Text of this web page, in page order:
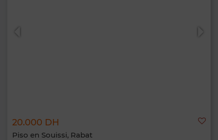
20.000 DH
Piso en Souissi, Rabat